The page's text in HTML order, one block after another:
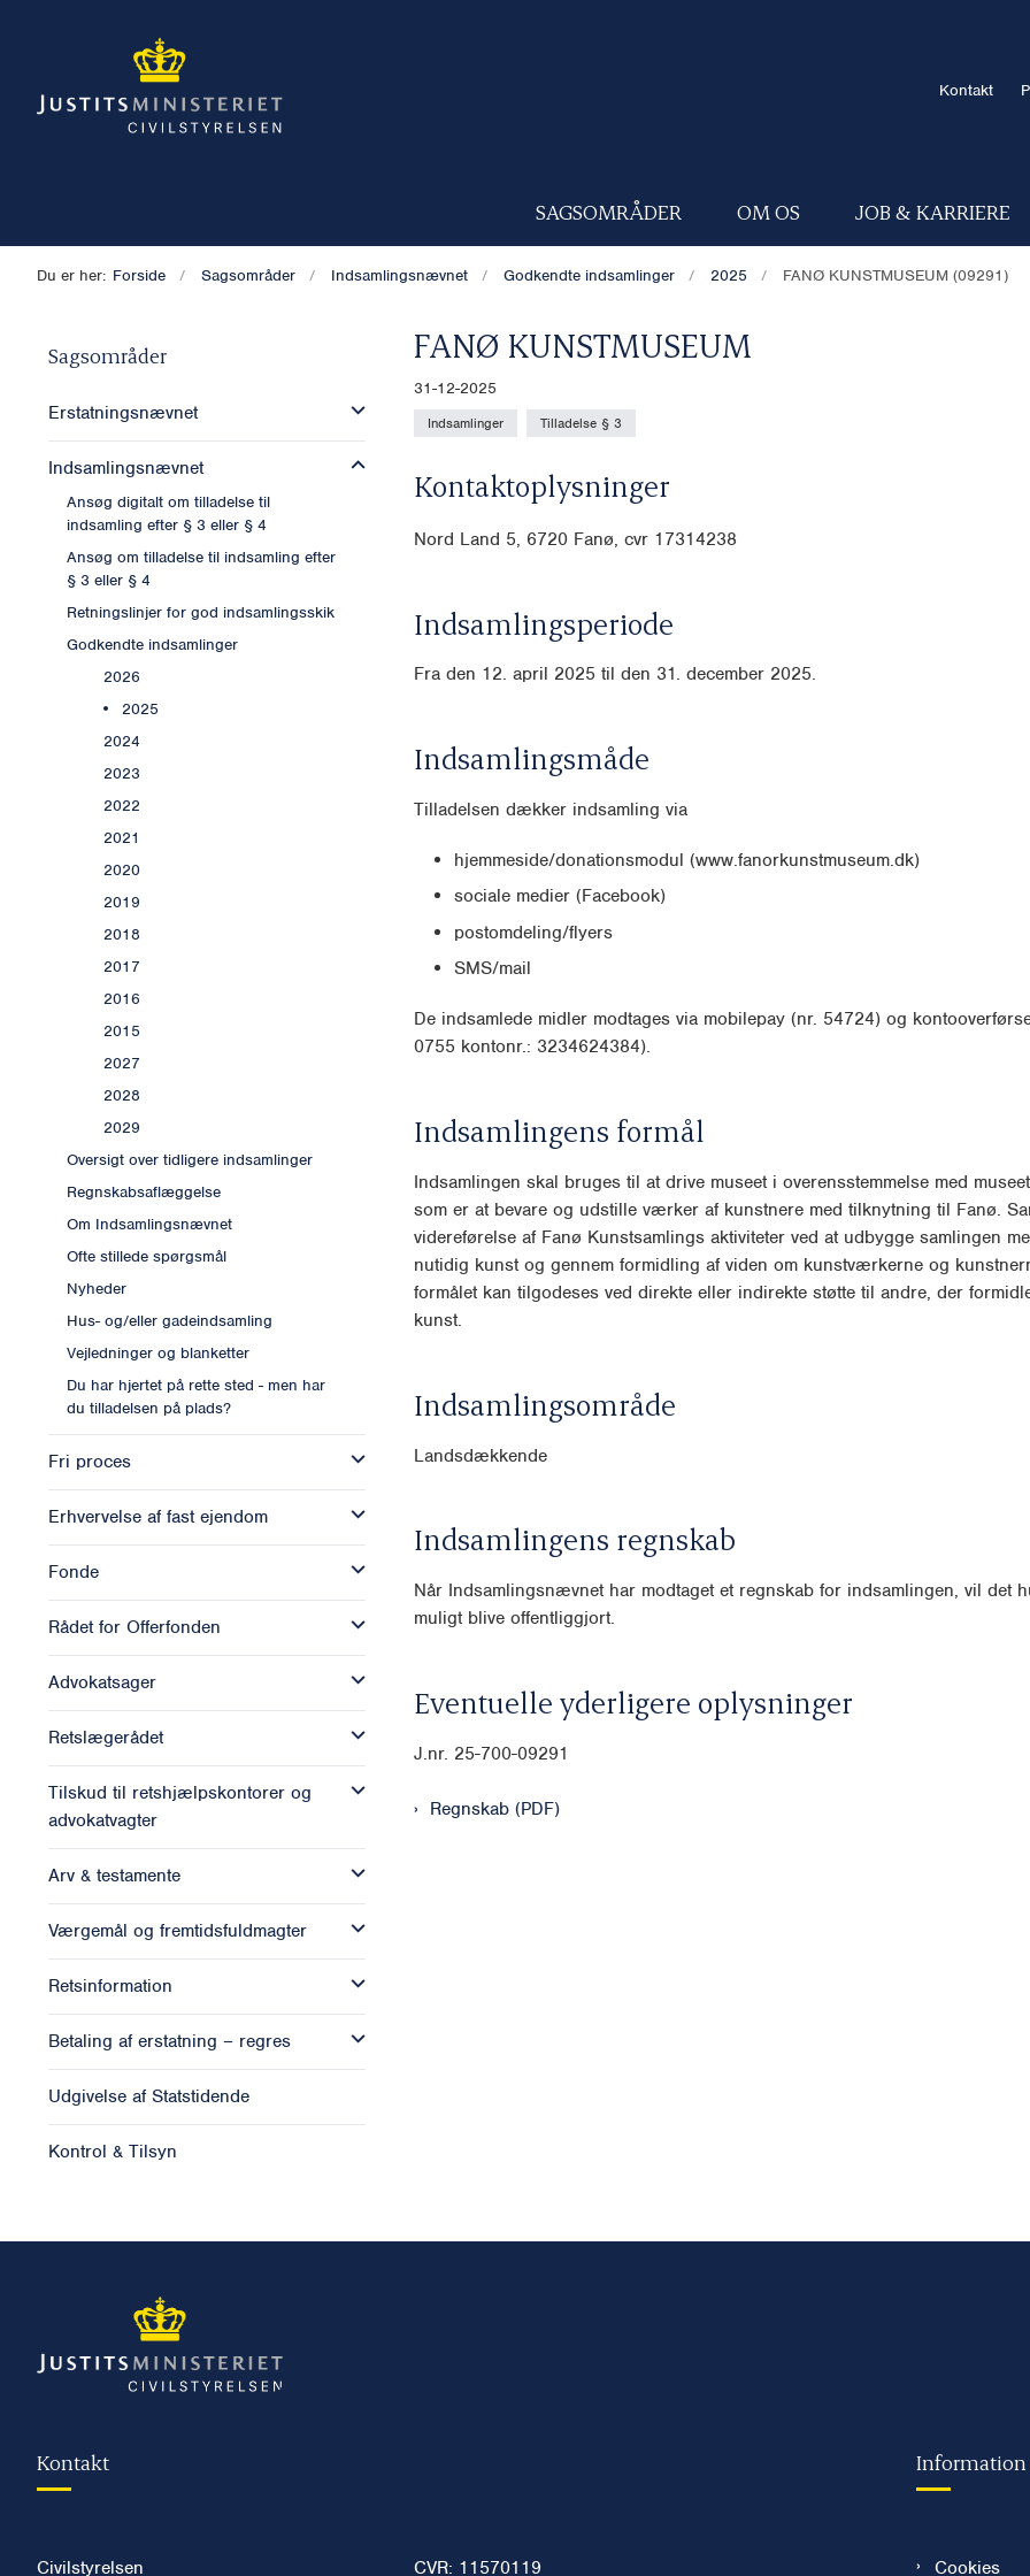
Kontakt
SAGSOMRÅDER OM OS JOB & KARRIERE
Du er her: Forside Sagsområder Indsamlingsnævnet Godkendte indsamlinger 2025 FANØ KUNSTMUSEUM (09291)
Sagsområder
Erstatningsnævnet
Indsamlingsnævnet
Ansøg digitalt om tilladelse til
indsamling efter § 3 eller § 4
Ansøg om tilladelse til indsamling efter
§ 3 eller § 4
Retningslinjer for god indsamlingsskik
Godkendte indsamlinger
2026
2025
2024
2023
2022
2021
2020
2019
2018
2017
2016
2015
2027
2028
2029
Oversigt over tidligere indsamlinger
Regnskabsaflæggelse
Om Indsamlingsnævnet
Ofte stillede spørgsmål
Nyheder
Hus- og/eller gadeindsamling
Vejledninger og blanketter
Du har hjertet på rette sted - men har
du tilladelsen på plads?
Fri proces
Erhvervelse af fast ejendom
Fonde
Rådet for Offerfonden
Advokatsager
Retslægerådet
Tilskud til retshjælpskontorer og
advokatvagter
Arv & testamente
Værgemål og fremtidsfuldmagter
Retsinformation
Betaling af erstatning – regres
Udgivelse af Statstidende
Kontrol & Tilsyn
FANØ KUNSTMUSEUM
31-12-2025
Indsamlinger Tilladelse § 3
Kontaktoplysninger
Nord Land 5, 6720 Fanø, cvr 17314238
Indsamlingsperiode
Fra den 12. april 2025 til den 31. december 2025.
Indsamlingsmåde
Tilladelsen dækker indsamling via
hjemmeside/donationsmodul (www.fanorkunstmuseum.dk)
sociale medier (Facebook)
postomdeling/flyers
SMS/mail
De indsamlede midler modtages via mobilepay (nr. 54724) og
0755 kontonr.: 3234624384).
Indsamlingens formål
Indsamlingen skal bruges til at drive museet i overensstemmelse med
som er at bevare og udstille værker af kunstnere med tilknytning til Fanø.
videreførelse af Fanø Kunstsamlings aktiviteter ved at udbygge samlingen
nutidig kunst og gennem formidling af viden om kunstværkerne og
formålet kan tilgodeses ved direkte eller indirekte støtte til andre, der
kunst.
Indsamlingsområde
Landsdækkende
Indsamlingens regnskab
Når Indsamlingsnævnet har modtaget et regnskab for indsamlingen, vil det
muligt blive offentliggjort.
Eventuelle yderligere oplysninger
J.nr. 25-700-09291
Regnskab (PDF)
Kontakt
Civilstyrelsen CVR: 11570119
Information
Cookies